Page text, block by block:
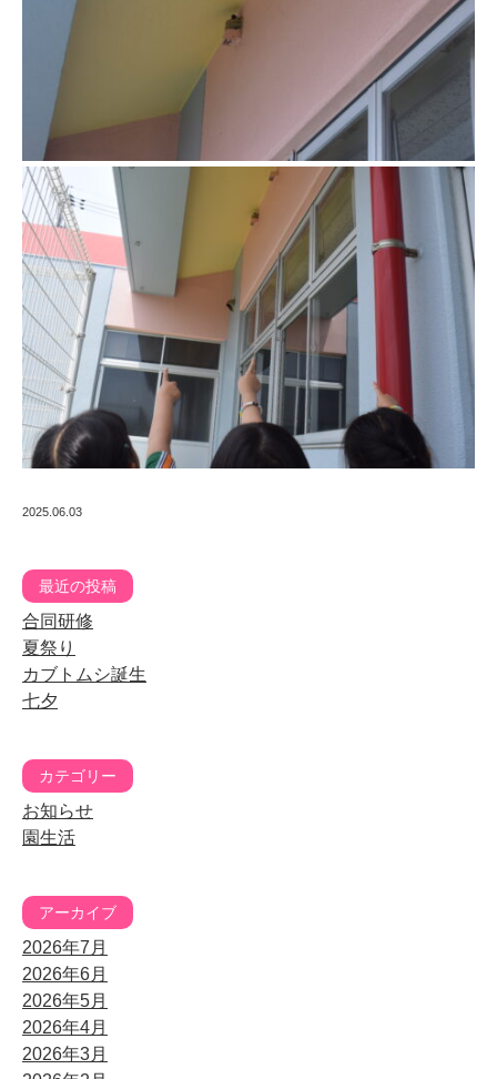
2025.06.03
最近の投稿
合同研修
夏祭り
カブトムシ誕生
七夕
カテゴリー
お知らせ
園生活
アーカイブ
2026年7月
2026年6月
2026年5月
2026年4月
2026年3月